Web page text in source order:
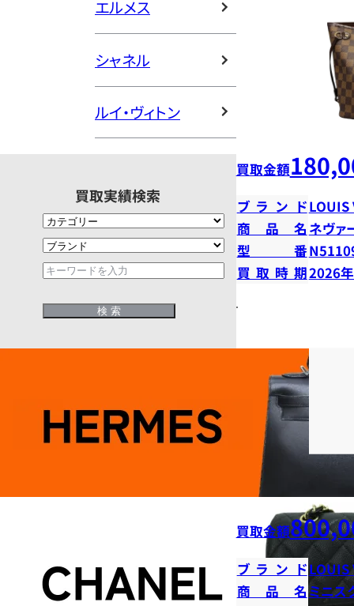
エルメス
シャネル
ルイ・ヴィトン
買取実績検索
買取金額
ブランドLOUIS
商品名 ネヴァ
型番
買取時期2026
買取金額
ブランドLOUIS
商品名ミニス